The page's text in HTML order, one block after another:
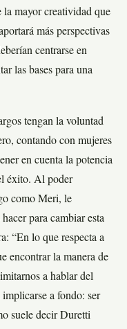
la mayor creatividad que
más perspectivas
centrarse en
las bases para una
tengan la voluntad
contando con mujeres
en cuenta la potencia
éxito. Al poder
como Meri, le
para cambiar esta
“En lo que respecta a
encontrar la manera de
a hablar del
a fondo: ser
suele decir Duretti